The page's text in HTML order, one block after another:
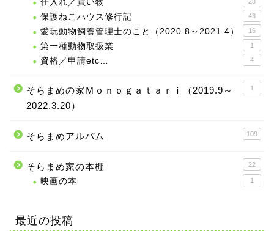
仕入れ／買い物
保護ねこハウス修行記 43
愛玩動物飼養管理士のこと（2020.8～2021.4） 16
第一種動物取扱業 1
資格／申請etc… 4
そらまめの家Ｍｏｎｏｇａｔａｒｉ（2019.9～
2022.3.20）
1
そらまめアルバム 109
そらまめ家の本棚 22
映画の本 1
最近の投稿